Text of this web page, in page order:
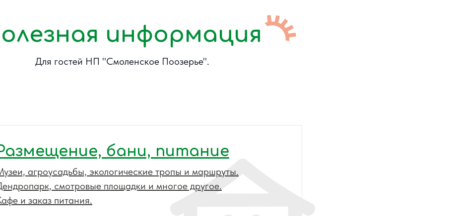
Для гостей НП "Смоленское Поозерье".
информация
бани, питание
агроусадьбы, экологические тропы и маршруты.
смотровые площадки и многое другое.
и заказ питания.